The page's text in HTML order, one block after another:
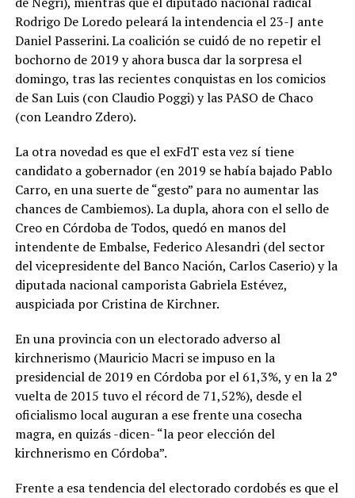
Rodrigo De Loredo peleará la intendencia el 23-J ante
Daniel Passerini. La coalición se cuidó de no repetir el
bochorno de 2019 y ahora busca dar la sorpresa el
domingo, tras las recientes conquistas en los comicios
de San Luis (con Claudio Poggi) y las PASO de Chaco
(con Leandro Zdero).
La otra novedad es que el exFdT esta vez sí tiene
candidato a gobernador (en 2019 se había bajado Pablo
Carro, en una suerte de “gesto” para no aumentar las
chances de Cambiemos). La dupla, ahora con el sello de
Creo en Córdoba de Todos, quedó en manos del
intendente de Embalse, Federico Alesandri (del sector
del vicepresidente del Banco Nación, Carlos Caserio) y la
diputada nacional camporista Gabriela Estévez,
auspiciada por Cristina de Kirchner.
En una provincia con un electorado adverso al
kirchnerismo (Mauricio Macri se impuso en la
presidencial de 2019 en Córdoba por el 61,3%, y en la 2°
vuelta de 2015 tuvo el récord de 71,52%), desde el
oficialismo local auguran a ese frente una cosecha
magra, en quizás -dicen- “la peor elección del
kirchnerismo en Córdoba”.
Frente a esa tendencia del electorado cordobés es que el